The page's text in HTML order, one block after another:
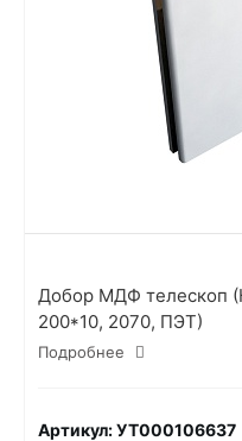
Добор МДФ телескоп
200*10, 2070, ПЭТ)
Подробнее
Артикул: УТ000106637